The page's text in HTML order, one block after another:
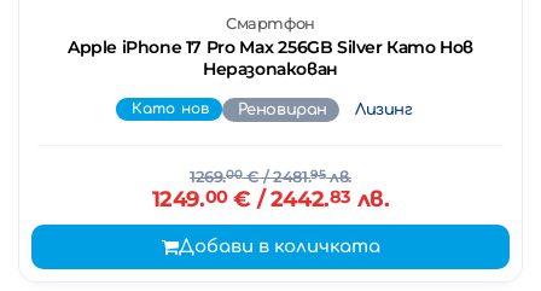
Смартфон
Apple iPhone 17 Pro Max 256GB Silver Като Нов
Неразопакован
Като нов Реновиран Лизинг
1269.00€/ 2481.95лв.
1249.00€ / 2442.83 лв.
Добави в количката